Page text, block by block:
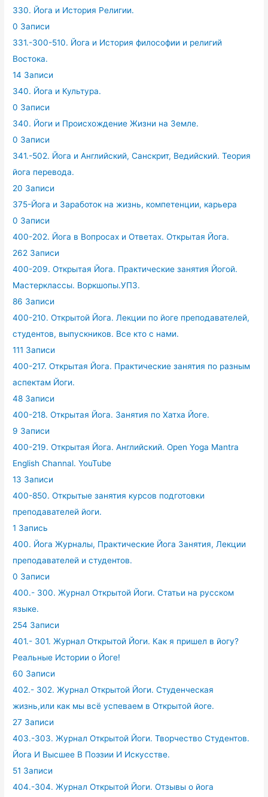
330. Йога и История Религии.
0 Записи
331.-300-510. Йога и История философии и религий
Востока.
14 Записи
340. Йога и Культура.
0 Записи
340. Йоги и Происхождение Жизни на Земле.
0 Записи
341.-502. Йога и Английский, Санскрит, Ведийский. Теория
йога перевода.
20 Записи
375-Йога и Заработок на жизнь, компетенции, карьера
0 Записи
400-202. Йога в Вопросах и Ответах. Открытая Йога.
262 Записи
400-209. Открытая Йога. Практические занятия Йогой.
Мастерклассы. Воркшопы.УПЗ.
86 Записи
400-210. Открытой Йога. Лекции по йоге преподавателей,
студентов, выпускников. Все кто с нами.
111 Записи
400-217. Открытая Йога. Практические занятия по разным
аспектам Йоги.
48 Записи
400-218. Открытая Йога. Занятия по Хатха Йоге.
9 Записи
400-219. Открытая Йога. Английский. Open Yoga Mantra
English Channal. YouTube
13 Записи
400-850. Открытые занятия курсов подготовки
преподавателей йоги.
1 Запись
400. Йога Журналы, Практические Йога Занятия, Лекции
преподавателей и студентов.
0 Записи
400.- 300. Журнал Открытой Йоги. Статьи на русском
языке.
254 Записи
401.- 301. Журнал Открытой Йоги. Как я пришел в йогу?
Реальные Истории о Йоге!
60 Записи
402.- 302. Журнал Открытой Йоги. Студенческая
жизнь,или как мы всё успеваем в Открытой йоге.
27 Записи
403.-303. Журнал Открытой Йоги. Творчество Студентов.
Йога И Высшее В Поэзии И Искусстве.
51 Записи
404.-304. Журнал Открытой Йоги. Отзывы о йога